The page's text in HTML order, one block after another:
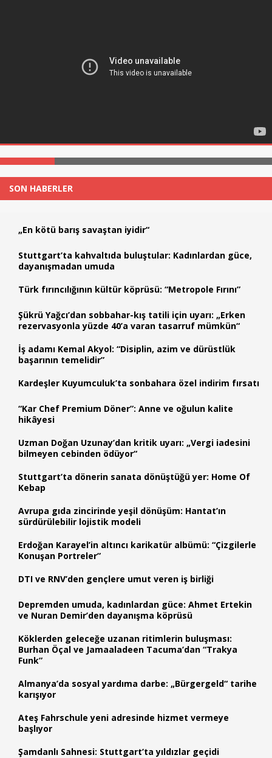
SON HABERLER
„En kötü barış savaştan iyidir“
Stuttgart’ta kahvaltıda buluştular: Kadınlardan güce,
dayanışmadan umuda
Türk fırıncılığının kültür köprüsü: “Metropole Fırını”
Şükrü Yağcı’dan sobbahar-kış tatili için uyarı: „Erken
rezervasyonla yüzde 40’a varan tasarruf mümkün“
İş adamı Kemal Akyol: “Disiplin, azim ve dürüstlük
başarının temelidir”
Kardeşler Kuyumculuk’ta sonbahara özel indirim fırsatı
“Kar Chef Premium Döner”: Anne ve oğulun kalite
hikâyesi
Uzman Doğan Uzunay’dan kritik uyarı: „Vergi iadesini
bilmeyen cebinden ödüyor“
Stuttgart’ta dönerin sanata dönüştüğü yer: Home Of
Kebap
Avrupa gıda zincirinde yeşil dönüşüm: Hantat’ın
sürdürülebilir lojistik modeli
Erdoğan Karayel’in altıncı karikatür albümü: “Çizgilerle
Konuşan Portreler”
DTI ve RNV’den gençlere umut veren iş birliği
Depremden umuda, kadınlardan güce: Ahmet Ertekin
ve Nuran Demir’den dayanışma köprüsü
Köklerden geleceğe uzanan ritimlerin buluşması:
Burhan Öçal ve Jamaaladeen Tacuma’dan “Trakya
Funk”
Almanya’da sosyal yardıma darbe: „Bürgergeld“ tarihe
karışıyor
Ateş Fahrschule yeni adresinde hizmet vermeye
başlıyor
Şamdanlı Sahnesi: Stuttgart’ta yıldızlar geçidi